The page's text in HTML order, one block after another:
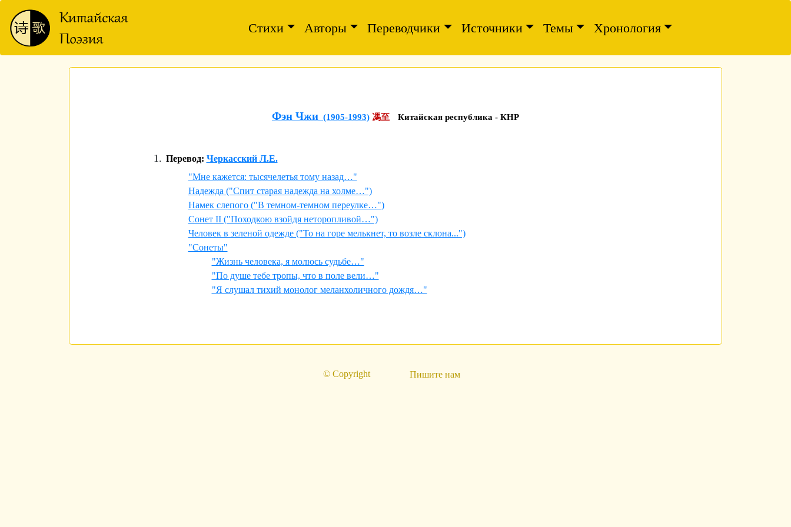
Стихи Авторы Переводчики Источники Темы Хронология
Фэн Чжи (1905-1993) 馮至 Китайская республика - КНР
Перевод: Черкасский Л.Е.
"Мне кажется: тысячелетья тому назад…"
Надежда ("Спит старая надежда на холме…")
Намек слепого ("В темном-темном переулке…")
Сонет II ("Походкою взойдя неторопливой…")
Человек в зеленой одежде ("То на горе мелькнет, то возле склона...")
"Сонеты"
"Жизнь человека, я молюсь судьбе…"
"По душе тебе тропы, что в поле вели…"
"Я слушал тихий монолог меланхоличного дождя…"
© Copyright Пишите нам